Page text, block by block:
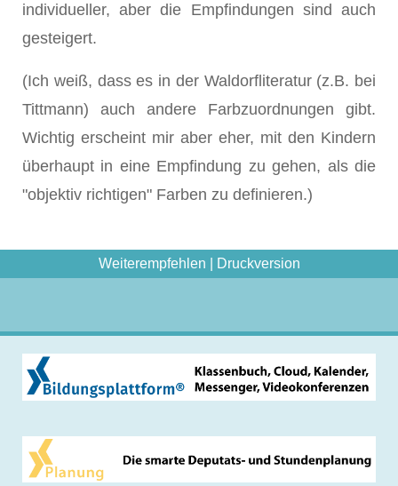
individueller, aber die Empfindungen sind auch
gesteigert.
(Ich weiß, dass es in der Waldorfliteratur (z.B. bei
Tittmann) auch andere Farbzuordnungen gibt.
Wichtig erscheint mir aber eher, mit den Kindern
überhaupt in eine Empfindung zu gehen, als die
"objektiv richtigen" Farben zu definieren.)
Weiterempfehlen Druckversion